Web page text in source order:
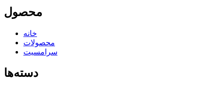
محصول
خانه
محصولات
سرامسیت
دسته‌ها